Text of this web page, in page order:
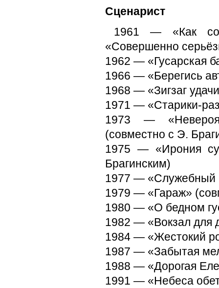
Сценарист
1961 — «Как
«Совершенно
1962 — «Гусарская
1966 — «Берегись
1968 — «Зигзаг
1971 — «Старики-
1973 —
(совместно с Э.
1975 — «Ирония
Брагинским)
1977 — «Служебный
1979 — «Гараж»
1980 — «О бедном
1982 — «Вокзал для
1984 — «Жестокий
1987 — «Забытая
1988 — «Дорогая
1991 — «Небеса